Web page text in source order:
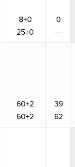
8+0
25+0
0
—-
60+2
60+2
39
62